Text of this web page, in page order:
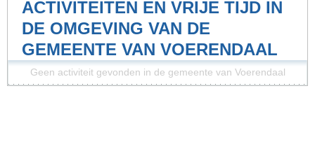
ACTIVITEITEN EN VRIJE TIJD IN
DE OMGEVING VAN DE
GEMEENTE VAN VOERENDAAL
Geen activiteit gevonden in de gemeente van Voerendaal